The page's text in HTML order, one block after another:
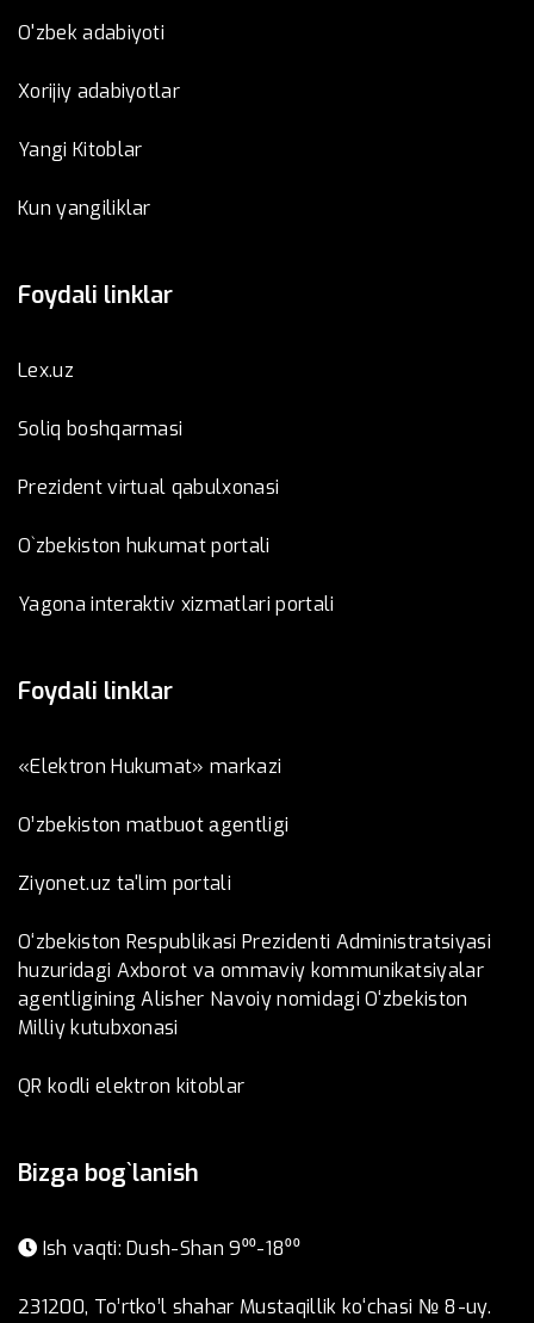
O'zbek adabiyoti
Xorijiy adabiyotlar
Yangi Kitoblar
Kun yangiliklar
Foydali linklar
Lex.uz
Soliq boshqarmasi
Prezident virtual qabulxonasi
O`zbekiston hukumat portali
Yagona interaktiv xizmatlari portali
Foydali linklar
«Elektron Hukumat» markazi
O’zbеkistоn mаtbuоt аgеntligi
Ziyonet.uz ta'lim portali
O‘zbekiston Respublikasi Prezidenti Administratsiyasi
huzuridagi Axborot va ommaviy kommunikatsiyalar
agentligining Alisher Navoiy nomidagi O‘zbekiston
Milliy kutubxonasi
QR kodli elektron kitoblar
Bizga bog`lanish
Ish vaqti: Dush-Shan 9⁰⁰-18⁰⁰
231200, To’rtko’l shahar Mustaqillik ko‘chasi № 8-uy.